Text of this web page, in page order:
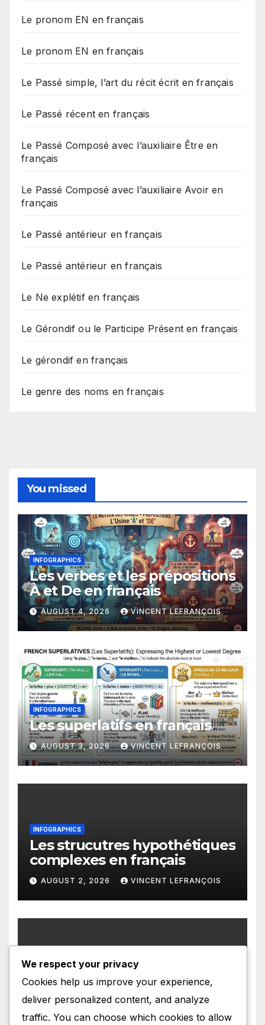
Le pronom EN en français
Le pronom EN en français
Le Passé simple, l’art du récit écrit en français
Le Passé récent en français
Le Passé Composé avec l’auxiliaire Être en
français
Le Passé Composé avec l’auxiliaire Avoir en
français
Le Passé antérieur en français
Le Passé antérieur en français
Le Ne explétif en français
Le Gérondif ou le Participe Présent en français
Le gérondif en français
Le genre des noms en français
You missed
INFOGRAPHICS
Les verbes et les prépositions
À et De en français
AUGUST 4, 2026 VINCENT LEFRANÇOIS
INFOGRAPHICS
Les superlatifs en français
AUGUST 3, 2026 VINCENT LEFRANÇOIS
INFOGRAPHICS
Les strucutres hypothétiques
complexes en français
AUGUST 2, 2026 VINCENT LEFRANÇOIS
INFOGRAPHICS
Les structures présentatives
en français
AUGUST 1, 2026 VINCENT LEFRANÇOIS
We respect your privacy
Cookies help us improve your experience,
deliver personalized content, and analyze
traffic. You can choose which cookies to allow